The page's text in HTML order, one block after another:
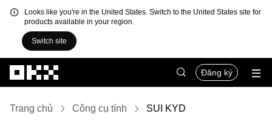
Looks like you're in the United States. Switch to the United States site for
products available in your region.
Switch site
Đăng ký
Trang chủ Công cụ tính SUI KYD